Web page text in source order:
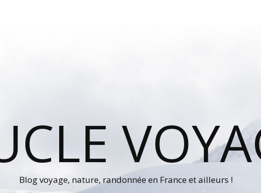
Blog voyage, nature, randonnée en France et ailleurs !